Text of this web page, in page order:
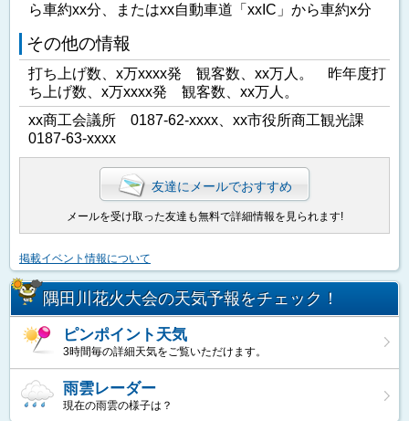
ら車約xx分、またはxx自動車道「xxIC」から車約x分
その他の情報
打ち上げ数、x万xxxx発 観客数、xx万人。 昨年度打
ち上げ数、x万xxxx発 観客数、xx万人。
xx商工会議所 0187-62-xxxx、xx市役所商工観光課
0187-63-xxxx
友達にメールでおすすめ
メールを受け取った友達も無料で詳細情報を見られます!
掲載イベント情報について
隅田川花火大会の天気予報をチェック！
ピンポイント天気
3時間毎の詳細天気をご覧いただけます。
雨雲レーダー
現在の雨雲の様子は？